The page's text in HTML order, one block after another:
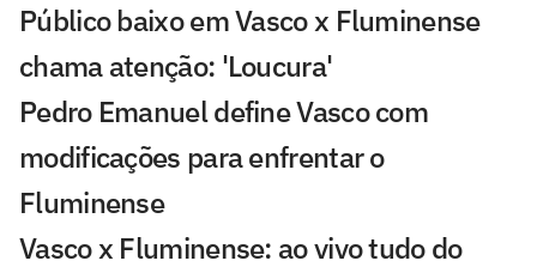
Público baixo em Vasco x Fluminense
chama atenção: 'Loucura'
Pedro Emanuel define Vasco com
modificações para enfrentar o
Fluminense
Vasco x Fluminense: ao vivo tudo do